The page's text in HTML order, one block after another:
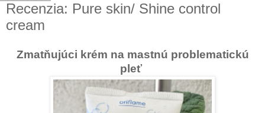
Recenzia: Pure skin/ Shine control
cream
Zmatňujúci krém na mastnú problematickú
pleť